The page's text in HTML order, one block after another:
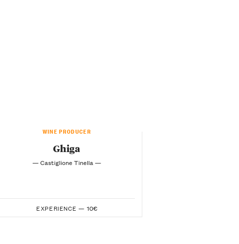
WINE PRODUCER
Ghiga
— Castiglione Tinella —
EXPERIENCE — 10€